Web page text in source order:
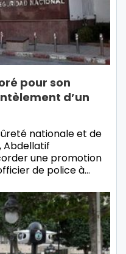
pour son
d’un
nationale et de
Abdellatif
une promotion
de police à…